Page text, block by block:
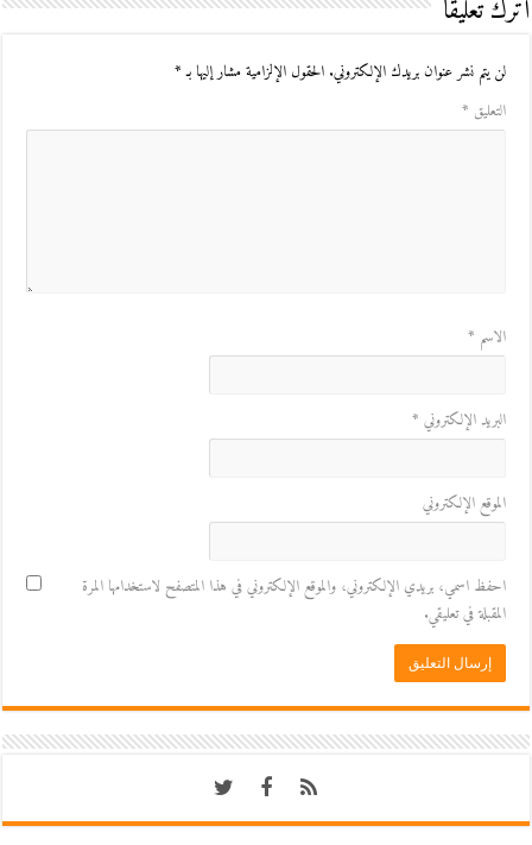
اترك تعليقاً
لن يتم نشر عنوان بريدك الإلكتروني. الحقول الإلزامية مشار إليها بـ*
التعليق *
الاسم *
البريد الإلكتروني *
الموقع الإلكتروني
احفظ اسمي، بريدي الإلكتروني، والموقع الإلكتروني في هذا المتصفح لاستخدامها المرة
المقبلة في تعليقي.